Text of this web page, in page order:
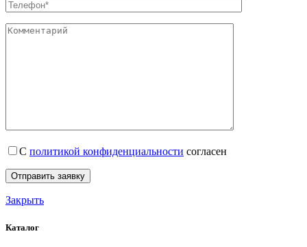
С политикой конфиденциальности согласен
Закрыть
Каталог